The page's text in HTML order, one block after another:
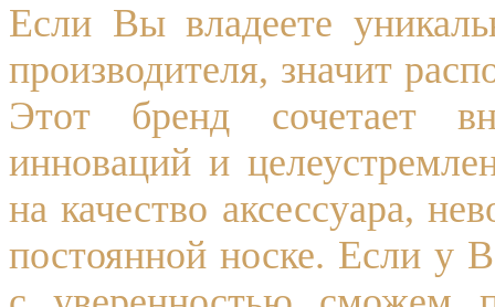
Если Вы владеете
производителя, значит
Этот бренд сочетает
инноваций и
на качество аксессуара,
постоянной носке. Если у